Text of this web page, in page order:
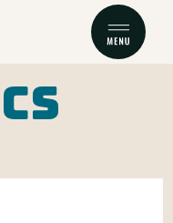
TOURIST MAP
周辺ガイド